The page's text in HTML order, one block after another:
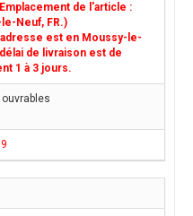
de l'article :
Neuf, FR.)
est en Moussy-le-
de livraison est de
1 à 3 jours.